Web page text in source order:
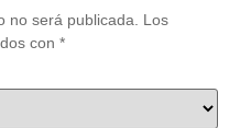
no será publicada. Los
con *